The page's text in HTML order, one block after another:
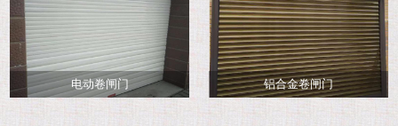
电动卷闸门 铝合金卷闸门